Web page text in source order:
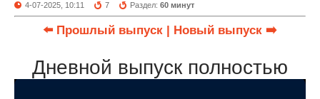
4-07-2025, 10:11 7 Раздел:60 минут
⬅️ Прошлый выпуск | Новый выпуск ➡️
Дневной выпуск полностью